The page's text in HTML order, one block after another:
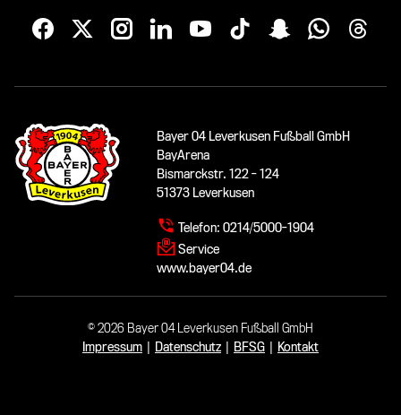
Bayer 04 Leverkusen Fußball GmbH
BayArena
Bismarckstr. 122 - 124
51373 Leverkusen
Telefon: 0214/5000-1904
Service
www.bayer04.de
© 2026 Bayer 04 Leverkusen Fußball GmbH
Impressum
Datenschutz BFSG Kontakt